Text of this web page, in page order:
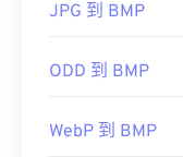
AppleXnView MP
如 PNG、PDF、
像轉換程式可供
DIB
JPG 到 BMP
ODD 到 BMP
WebP 到 BMP